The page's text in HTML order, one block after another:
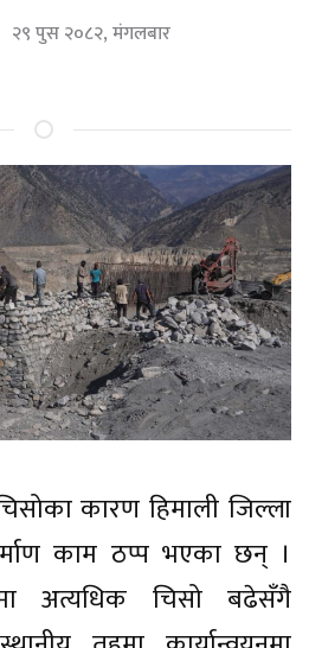
२९ पुस २०८२, मंगलबार
कारण हिमाली जिल्ला
काम ठप्प भएका छन् ।
अत्यधिक चिसो बढेसँगै